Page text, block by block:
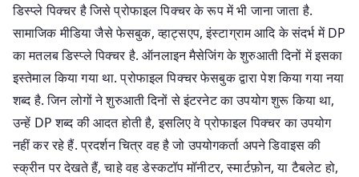
डिस्प्ले पिक्चर है जिसे प्रोफाइल पिक्चर के रूप में भी जाना जाता है.
सामाजिक मीडिया जैसे फेसबुक, व्हाट्सएप, इंस्टाग्राम आदि के संदर्भ में DP
का मतलब डिस्प्ले पिक्चर है. ऑनलाइन मैसेजिंग के शुरुआती दिनों में इसका
इस्तेमाल किया गया था. प्रोफाइल पिक्चर फेसबुक द्वारा पेश किया गया नया
शब्द है. जिन लोगों ने शुरुआती दिनों से इंटरनेट का उपयोग शुरू किया था,
उन्हें DP शब्द की आदत होती है, इसलिए वे प्रोफाइल पिक्चर का उपयोग
नहीं कर रहे हैं. प्रदर्शन चित्र वह है जो उपयोगकर्ता अपने डिवाइस की
स्क्रीन पर देखते हैं, चाहे वह डेस्कटॉप मॉनीटर, स्मार्टफ़ोन, या टैबलेट हो,